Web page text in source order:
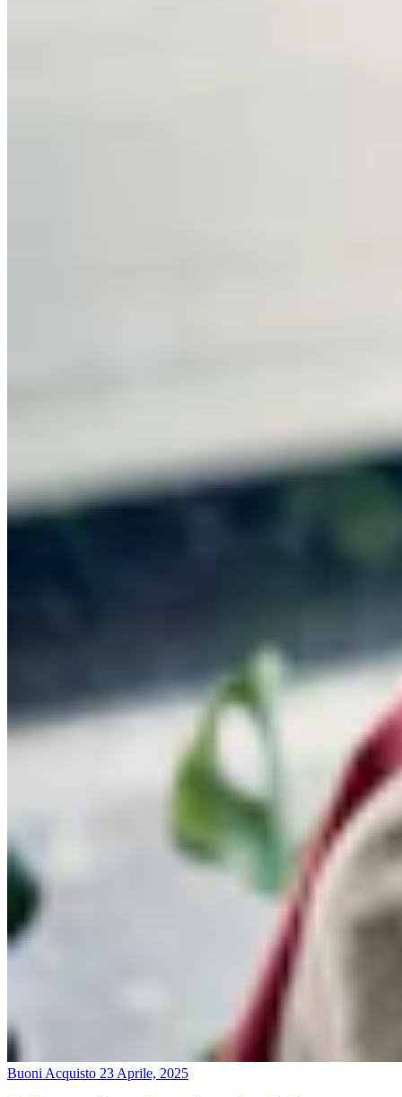
Buoni Acquisto 23 Aprile, 2025